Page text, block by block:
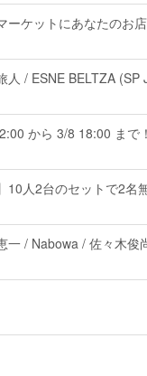
ーケットにあなたのお
人 / ESNE BELTZA
から 3/8 18:00 まで
10人2台のセットで2名
一 / Nabowa / 佐々木俊